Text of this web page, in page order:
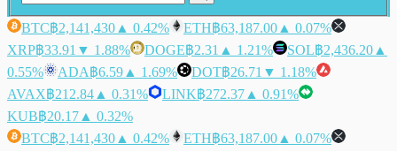
BTC฿2,141,430 ▲ 0.42% ETH฿63,187.00 ▲ 0.07%
XRP฿33.91 ▼ 1.88% DOGE฿2.31 ▲ 1.21% SOL฿2,436.20 ▲
0.55%
ADA฿6.59 ▲ 1.69% DOT฿26.71 ▼ 1.18%
AVAX฿212.84 ▲ 0.31% LINK฿272.37 ▲ 0.91%
KUB฿20.17 ▲ 0.32%
BTC฿2,141,430 ▲ 0.42% ETH฿63,187.00 ▲ 0.07%